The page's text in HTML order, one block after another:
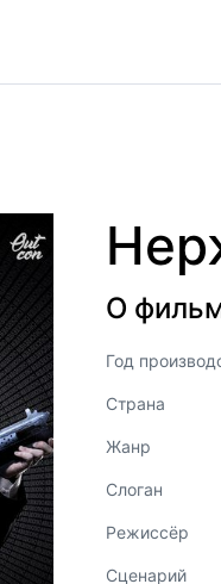
О
Год
Страна
Жанр
Слоган
Режиссёр
Сценарий